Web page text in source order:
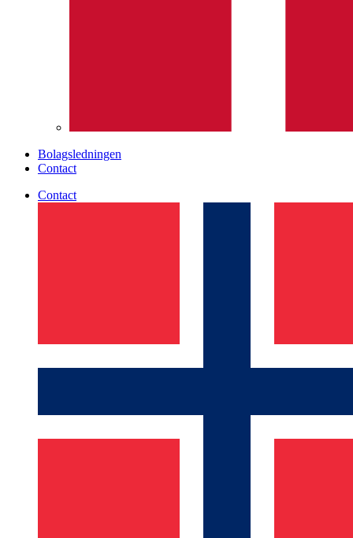
Bolagsledningen
Contact
Contact